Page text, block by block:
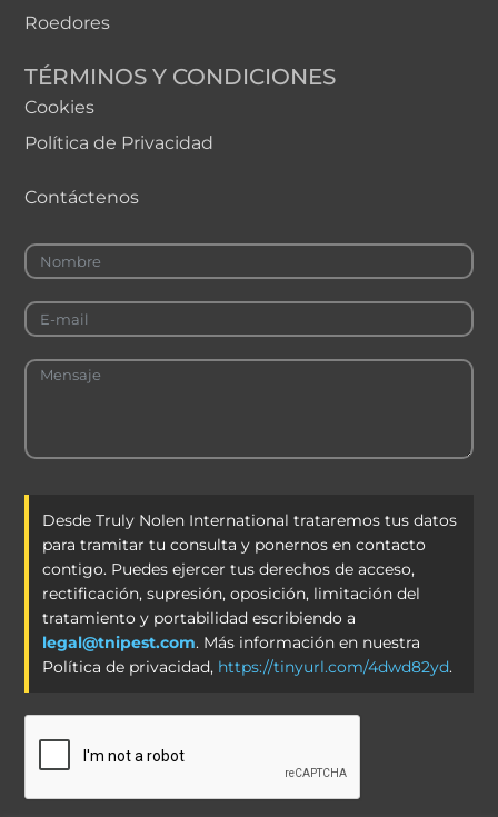
Roedores
TÉRMINOS Y CONDICIONES
Cookies
Política de Privacidad
Contáctenos
Desde Truly Nolen International trataremos tus datos
para tramitar tu consulta y ponernos en contacto
contigo. Puedes ejercer tus derechos de acceso,
rectificación, supresión, oposición, limitación del
tratamiento y portabilidad escribiendo a
legal@tnipest.com. Más información en nuestra
Política de privacidad, https://tinyurl.com/4dwd82yd.